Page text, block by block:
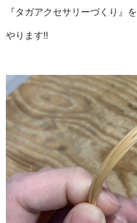
『タガアクセサリーづくり』を
やります!!